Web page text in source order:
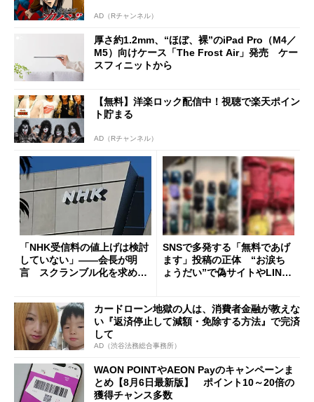
AD（Rチャンネル）
厚さ約1.2mm、“ほぼ、裸”のiPad Pro（M4／
M5）向けケース「The Frost Air」発売 ケー
スフィニットから
【無料】洋楽ロック配信中！視聴で楽天ポイン
ト貯まる
AD（Rチャンネル）
「NHK受信料の値上げは検討
していない」――会長が明
言 スクランブル化を求める
SNSで多発する「無料であげ
ます」投稿の正体 “お涙ち
ょうだい”で偽サイトやLINE
カードローン地獄の人は、消費者金融が教えな
い『返済停止して減額・免除する方法』で完済
して
AD（渋谷法務総合事務所）
WAON POINTやAEON Payのキャンペーンま
とめ【8月6日最新版】 ポイント10～20倍の
獲得チャンス多数